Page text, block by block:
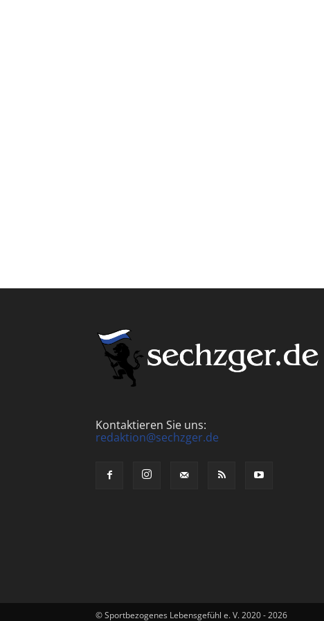
Kontaktieren Sie uns:
redaktion@sechzger.de
© Sportbezogenes Lebensgefühl e. V. 2020 - 2026